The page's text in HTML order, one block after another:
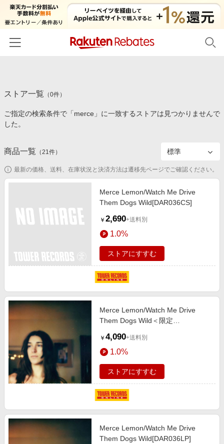
カテゴリー一覧
百貨店・総合ECモール
食品・スイーツ・お酒
コスメ・健康・医薬品
家電・PC・スマホ・カメラ
スポーツ・アウトドア・ゴルフ
インテリア・寝具
旅行・レジャー・ホテル予約
生活・お役立ち
金融・マネー・保険
デジタルコンテンツ
ビジネス・その他サービス
イベント一覧
初回購入者限定特典
対象ストア新規限定特典
楽天ペイ導入ストア
旅行特集
わくわく夏特集
Apple公式サイト×楽天カード分割払い
Qoo10メガポ
Samsung ボーナスキャンペーン
週末の高還元 夏の長期版
楽天IDでログイン/会員登録
ストア一覧 （0件）
ご指定の検索条件で「merce」に一致するストアは見つかりませんで
した。
商品一覧 （21件）
最新の価格、送料、在庫状況と決済方法は遷移先ページでご確認ください。
Merce Lemon/Watch Me Drive
Them Dogs Wild[DAR036CS]
￥ 2,690+送料別
1.0%
ストアにすすむ
Merce Lemon/Watch Me Drive
Them Dogs Wild＜限定
[DAR036LPC1]
￥ 4,090+送料別
1.0%
ストアにすすむ
Merce Lemon/Watch Me Drive
Them Dogs Wild[DAR036LP]